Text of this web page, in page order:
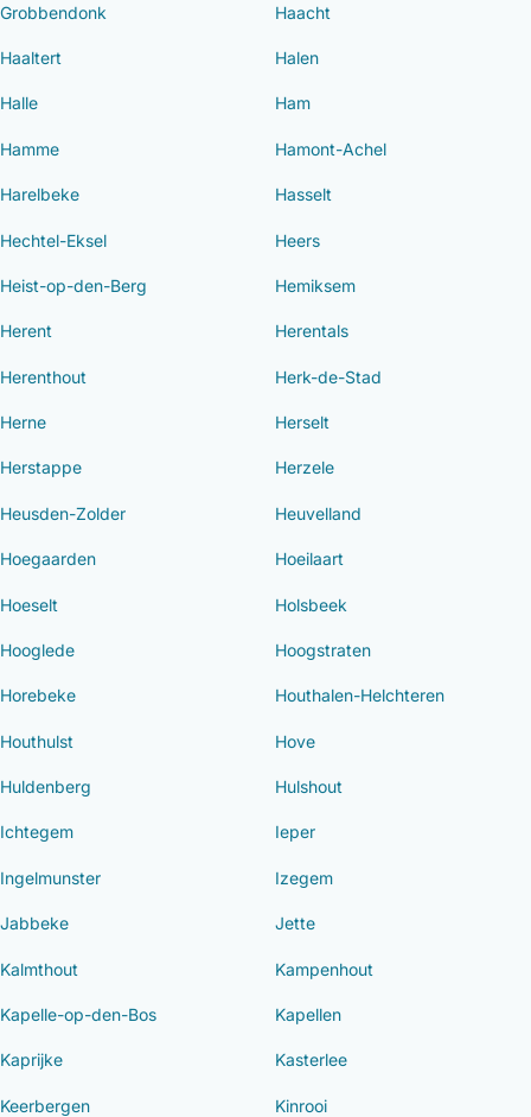
Grobbendonk Haacht
Haaltert Halen
Halle Ham
Hamme Hamont-Achel
Harelbeke Hasselt
Hechtel-Eksel Heers
Heist-op-den-Berg Hemiksem
Herent Herentals
Herenthout Herk-de-Stad
Herne Herselt
Herstappe Herzele
Heusden-Zolder Heuvelland
Hoegaarden Hoeilaart
Hoeselt Holsbeek
Hooglede Hoogstraten
Horebeke Houthalen-Helchteren
Houthulst Hove
Huldenberg Hulshout
Ichtegem Ieper
Ingelmunster Izegem
Jabbeke Jette
Kalmthout Kampenhout
Kapelle-op-den-Bos Kapellen
Kaprijke Kasterlee
Keerbergen Kinrooi